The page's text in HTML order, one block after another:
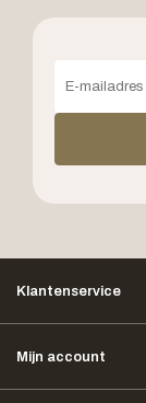
Klantenservice
Mijn account